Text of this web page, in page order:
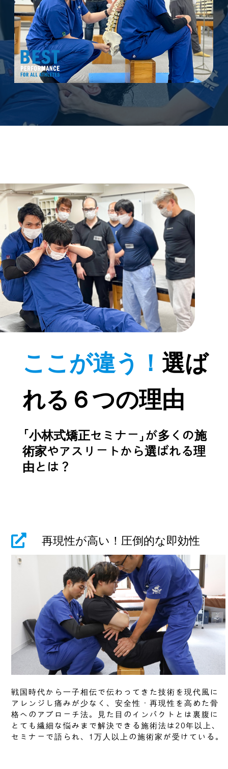
ここが違う！ 選ば
れる６つの理由
「小林式矯正セミナー」が多くの施
術家やアスリートから選ばれる理
由とは？
再現性が高い！圧倒的な即効性
戦国時代から一子相伝で伝わってきた技術を現代風に
アレンジし痛みが少なく、安全性・再現性を高めた骨
格へのアプローチ法。見た目のインパクトとは裏腹に
とても繊細な悩みまで解決できる施術法は20年以上、
セミナーで語られ、1万人以上の施術家が受けている。